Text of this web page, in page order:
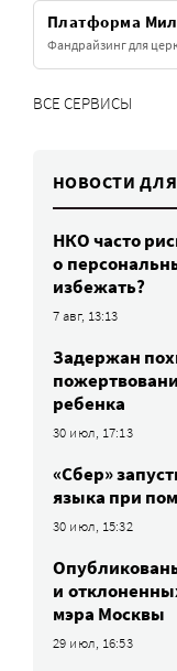
Платформа
Фандрайзинг для
ВСЕ СЕРВИСЫ
НОВОСТИ
НКО часто
о
избежать?
7 авг, 13:13
Задержан
ребенка
30 июл, 17:13
«Сбер»
языка при
30 июл, 15:32
и
мэра Москвы
29 июл, 16:53